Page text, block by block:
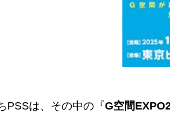
PSSは、その中の『G空間